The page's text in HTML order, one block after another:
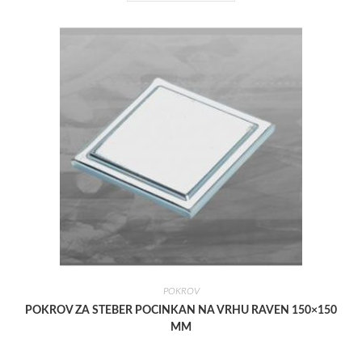
POKROV
POKROV ZA STEBER POCINKAN NA VRHU RAVEN 150×150
MM